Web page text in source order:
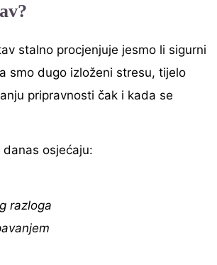
stalno procjenjuje jesmo li sigurni
smo dugo izloženi stresu, tijelo
pripravnosti čak i kada se
osjećaju:
razloga